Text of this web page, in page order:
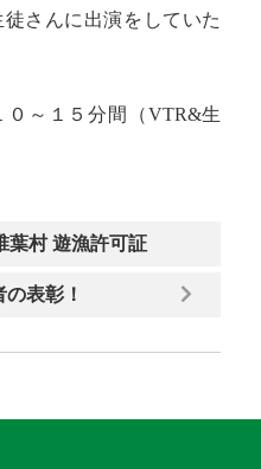
さんに出演をしていた
０～１５分間（VTR&生
葉村 遊漁許可証
表彰！